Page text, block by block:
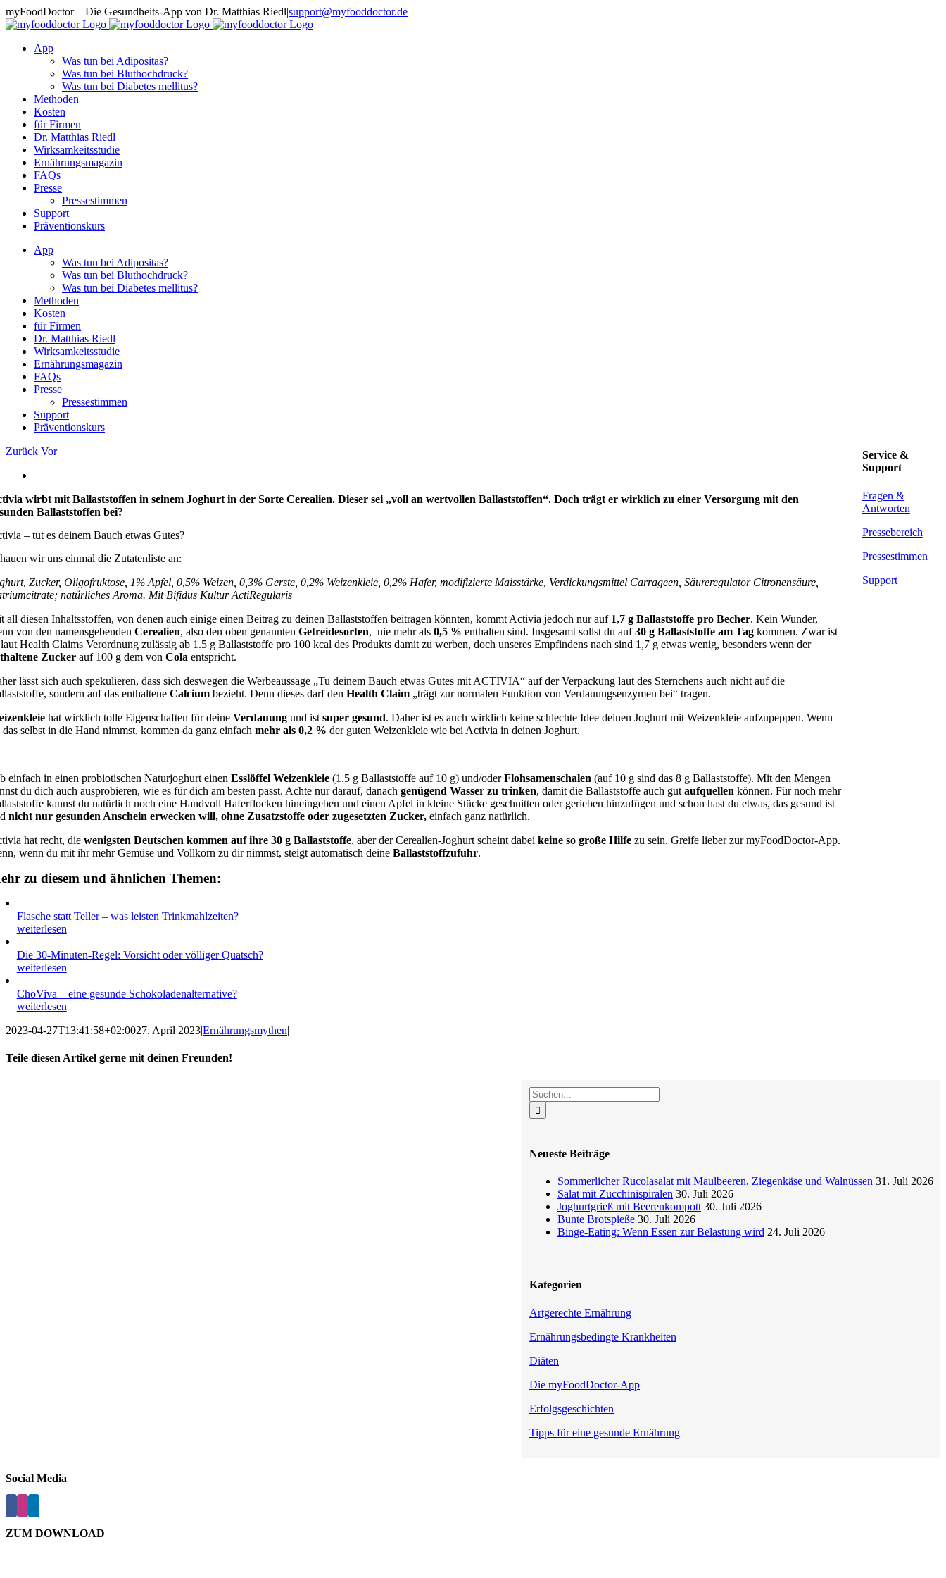
Zum
Inhalt
myFoodDoctor – Die Gesundheits-App von Dr. Matthias Riedl|support@myfooddoctor.de
E-
Facebook
Instagram
LinkedIn
App
Was tun bei Adipositas?
Was tun bei Bluthochdruck?
Was tun bei Diabetes mellitus?
Methoden
Kosten
für Firmen
Dr. Matthias Riedl
Wirksamkeitsstudie
Ernährungsmagazin
FAQs
Presse
Pressestimmen
Support
Präventionskurs
App
Was tun bei Adipositas?
Was tun bei Bluthochdruck?
Was tun bei Diabetes mellitus?
Methoden
Kosten
für Firmen
Dr. Matthias Riedl
Wirksamkeitsstudie
Ernährungsmagazin
FAQs
Presse
Pressestimmen
Support
Präventionskurs
Zurück Vor
Bild
wirbt mit Ballaststoffen in seinem Joghurt in der Sorte Cerealien. Dieser sei „voll an wertvollen Ballaststoffen“. Doch trägt er wirklich zu einer Versorgung mit den
Ballaststoffen bei?
– tut es deinem Bauch etwas Gutes?
wir uns einmal die Zutatenliste an:
Zucker, Oligofruktose, 1% Apfel, 0,5% Weizen, 0,3% Gerste, 0,2% Weizenkleie, 0,2% Hafer, modifizierte Maisstärke, Verdickungsmittel Carrageen, Säureregulator Citronensäure,
natürliches Aroma. Mit Bifidus Kultur ActiRegularis
all diesen Inhaltsstoffen, von denen auch einige einen Beitrag zu deinen Ballaststoffen beitragen könnten, kommt Activia jedoch nur auf 1,7 g Ballaststoffe pro Becher. Kein Wunder,
von den namensgebenden Cerealien, also den oben genannten Getreidesorten, nie mehr als 0,5 % enthalten sind. Insgesamt sollst du auf30 g Ballaststoffe am Tag kommen. Zwar ist
Health Claims Verordnung zulässig ab 1.5 g Ballaststoffe pro 100 kcal des Produkts damit zu werben, doch unseres Empfindens nach sind 1,7 g etwas wenig, besonders wenn der
Zucker auf 100 g dem von Cola entspricht.
lässt sich auch spekulieren, dass sich deswegen die Werbeaussage „Tu deinem Bauch etwas Gutes mit ACTIVIA“ auf der Verpackung laut des Sternchens auch nicht auf die
sondern auf das enthaltene Calcium bezieht. Denn dieses darf den Health Claim „trägt zur normalen Funktion von Verdauungsenzymen bei“ tragen.
hat wirklich tolle Eigenschaften für deine Verdauung und ist super gesund. Daher ist es auch wirklich keine schlechte Idee deinen Joghurt mit Weizenkleie aufzupeppen. Wenn
das selbst in die Hand nimmst, kommen da ganz einfach mehr als 0,2 % der guten Weizenkleie wie bei Activia in deinen Joghurt.
einfach in einen probiotischen Naturjoghurt einen Esslöffel Weizenkleie (1.5 g Ballaststoffe auf 10 g) und/oderFlohsamenschalen (auf 10 g sind das 8 g Ballaststoffe). Mit den Mengen
du dich auch ausprobieren, wie es für dich am besten passt. Achte nur darauf, danach genügend Wasser zu trinken, damit die Ballaststoffe auch gut aufquellen können. Für noch mehr
kannst du natürlich noch eine Handvoll Haferflocken hineingeben und einen Apfel in kleine Stücke geschnitten oder gerieben hinzufügen und schon hast du etwas, das gesund ist
nicht nur gesunden Anschein erwecken will, ohne Zusatzstoffe oder zugesetzten Zucker, einfach ganz natürlich.
hat recht, die wenigsten Deutschen kommen auf ihre 30 g Ballaststoffe, aber der Cerealien-Joghurt scheint dabei keine so große Hilfe zu sein. Greife lieber zur myFoodDoctor-App.
wenn du mit ihr mehr Gemüse und Vollkorn zu dir nimmst, steigt automatisch deine Ballaststoffzufuhr.
zu diesem und ähnlichen Themen:
Flasche statt Teller – was leisten Trinkmahlzeiten?
weiterlesen
Die 30-Minuten-Regel: Vorsicht oder völliger Quatsch?
weiterlesen
ChoViva – eine gesunde Schokoladenalternative?
weiterlesen
2023-04-27T13:41:58+02:0027. April 2023|Ernährungsmythen|
Teile diesen Artikel gerne mit deinen Freunden!
Suche
nach:
Neueste Beiträge
Sommerlicher Rucolasalat mit Maulbeeren, Ziegenkäse und Walnüssen 31. Juli 2026
Salat mit Zucchinispiralen 30. Juli 2026
Joghurtgrieß mit Beerenkompott 30. Juli 2026
Bunte Brotspieße 30. Juli 2026
Binge-Eating: Wenn Essen zur Belastung wird 24. Juli 2026
Kategorien
Artgerechte Ernährung
Ernährungsbedingte Krankheiten
Diäten
Die myFoodDoctor-App
Erfolgsgeschichten
Tipps für eine gesunde Ernährung
Service &
Support
Fragen &
Antworten
Pressebereich
Pressestimmen
Support
Social Media
ZUM DOWNLOAD